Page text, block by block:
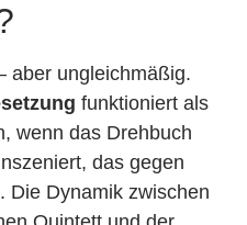
aber ungleichmäßig.
funktioniert als
wenn das Drehbuch
das gegen
Die Dynamik zwischen